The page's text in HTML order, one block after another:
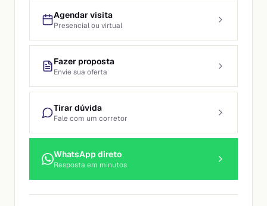
Agendar visita
Presencial ou virtual
Fazer proposta
Envie sua oferta
Tirar dúvida
Fale com um corretor
WhatsApp direto
Resposta em minutos